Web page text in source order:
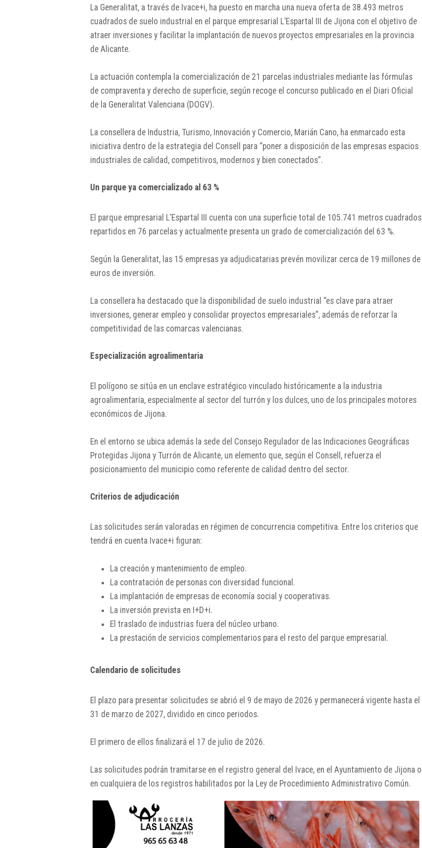
La Generalitat, a través de Ivace+i, ha puesto en marcha una nueva oferta de 38.493 metros
cuadrados de suelo industrial en el parque empresarial L’Espartal III de Jijona con el objetivo de
atraer inversiones y facilitar la implantación de nuevos proyectos empresariales en la provincia
de Alicante.
La actuación contempla la comercialización de 21 parcelas industriales mediante las fórmulas
de compraventa y derecho de superficie, según recoge el concurso publicado en el Diari Oficial
de la Generalitat Valenciana (DOGV).
La consellera de Industria, Turismo, Innovación y Comercio, Marián Cano, ha enmarcado esta
iniciativa dentro de la estrategia del Consell para “poner a disposición de las empresas espacios
industriales de calidad, competitivos, modernos y bien conectados”.
Un parque ya comercializado al 63 %
El parque empresarial L’Espartal III cuenta con una superficie total de 105.741 metros cuadrados
repartidos en 76 parcelas y actualmente presenta un grado de comercialización del 63 %.
Según la Generalitat, las 15 empresas ya adjudicatarias prevén movilizar cerca de 19 millones de
euros de inversión.
La consellera ha destacado que la disponibilidad de suelo industrial “es clave para atraer
inversiones, generar empleo y consolidar proyectos empresariales”, además de reforzar la
competitividad de las comarcas valencianas.
Especialización agroalimentaria
El polígono se sitúa en un enclave estratégico vinculado históricamente a la industria
agroalimentaria, especialmente al sector del turrón y los dulces, uno de los principales motores
económicos de Jijona.
En el entorno se ubica además la sede del Consejo Regulador de las Indicaciones Geográficas
Protegidas Jijona y Turrón de Alicante, un elemento que, según el Consell, refuerza el
posicionamiento del municipio como referente de calidad dentro del sector.
Criterios de adjudicación
Las solicitudes serán valoradas en régimen de concurrencia competitiva. Entre los criterios que
tendrá en cuenta Ivace+i figuran:
La creación y mantenimiento de empleo.
La contratación de personas con diversidad funcional.
La implantación de empresas de economía social y cooperativas.
La inversión prevista en I+D+i.
El traslado de industrias fuera del núcleo urbano.
La prestación de servicios complementarios para el resto del parque empresarial.
Calendario de solicitudes
El plazo para presentar solicitudes se abrió el 9 de mayo de 2026 y permanecerá vigente hasta el
31 de marzo de 2027, dividido en cinco periodos.
El primero de ellos finalizará el 17 de julio de 2026.
Las solicitudes podrán tramitarse en el registro general del Ivace, en el Ayuntamiento de Jijona o
en cualquiera de los registros habilitados por la Ley de Procedimiento Administrativo Común.